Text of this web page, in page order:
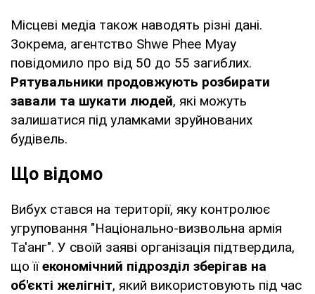
Місцеві медіа також наводять різні дані.
Зокрема, агентство Shwe Phee Myay
повідомило про від 50 до 55 загиблих.
Рятувальники продовжують розбирати
завали та шукати людей, які можуть
залишатися під уламками зруйнованих
будівель.
Що відомо
Вибух стався на території, яку контролює
угруповання "Національно-визвольна армія
Та'анг". У своїй заяві організація підтвердила,
що їїекономічний підрозділ зберігав на
об'єкті желігніт, який використовують під час